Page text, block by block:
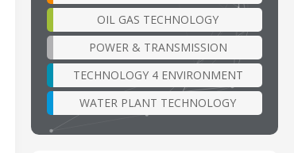
OIL GAS TECHNOLOGY
POWER & TRANSMISSION
TECHNOLOGY 4 ENVIRONMENT
WATER PLANT TECHNOLOGY